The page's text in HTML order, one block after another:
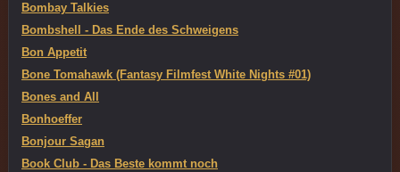
Bombay Talkies
Bombshell - Das Ende des Schweigens
Bon Appetit
Bone Tomahawk (Fantasy Filmfest White Nights #01)
Bones and All
Bonhoeffer
Bonjour Sagan
Book Club - Das Beste kommt noch